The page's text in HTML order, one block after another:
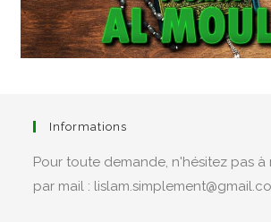
Informations
Pour toute demande, n'hésitez pas
par mail :